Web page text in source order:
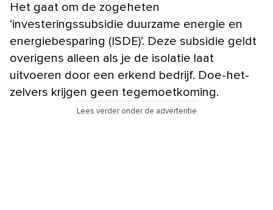
Het gaat om de zogeheten
‘investeringssubsidie duurzame energie en
energiebesparing (ISDE)’. Deze subsidie geldt
overigens alleen als je de isolatie laat
uitvoeren door een erkend bedrijf. Doe-het-
zelvers krijgen geen tegemoetkoming.
Lees verder onder de advertentie